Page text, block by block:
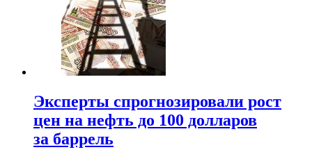
Эксперты спрогнозировали рост
цен на нефть до 100 долларов
за баррель